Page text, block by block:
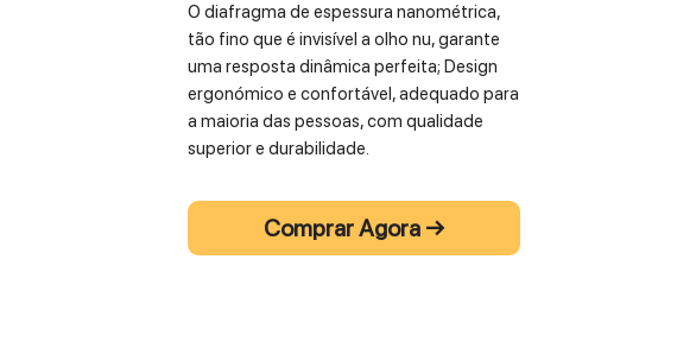
O diafragma de espessura nanométrica,
tão fino que é invisível a olho nu, garante
uma resposta dinâmica perfeita; Design
ergonómico e confortável, adequado para
a maioria das pessoas, com qualidade
superior e durabilidade.
Comprar Agora →